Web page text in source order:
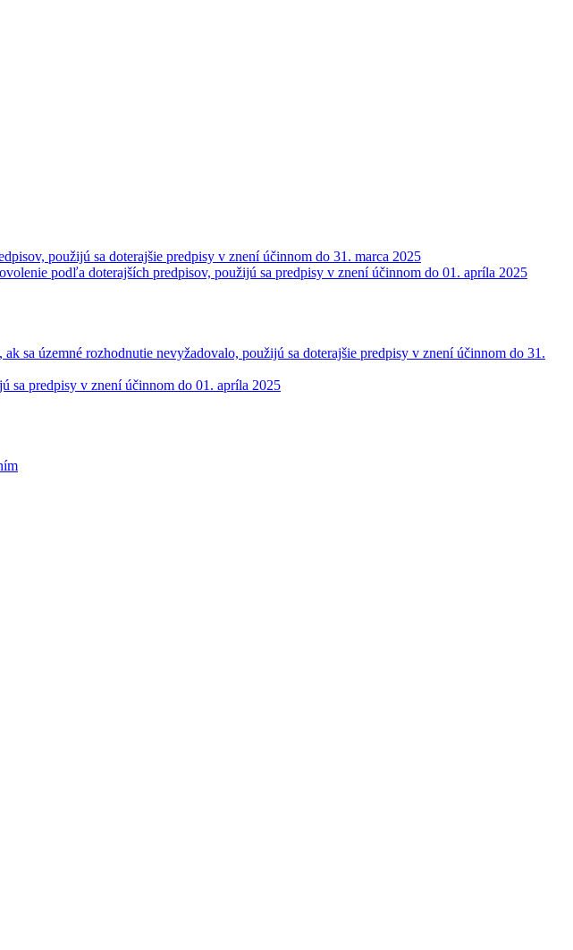
použijú sa doterajšie predpisy v znení účinnom do 31. marca 2025
podľa doterajších predpisov, použijú sa predpisy v znení účinnom do 01. apríla 2025
sa územné rozhodnutie nevyžadovalo, použijú sa doterajšie predpisy v znení účinnom do 31.
sa predpisy v znení účinnom do 01. apríla 2025